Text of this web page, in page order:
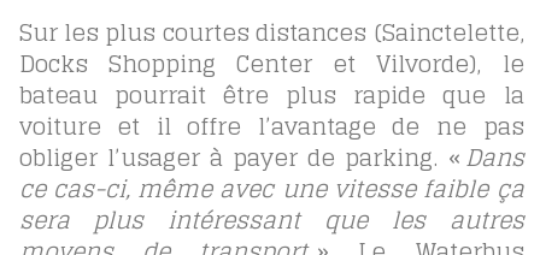
Sur les plus courtes distances (Sainctelette,
Docks Shopping Center et Vilvorde), le
bateau pourrait être plus rapide que la
voiture et il offre l’avantage de ne pas
obliger l’usager à payer de parking. «Dans
ce cas-ci, même avec une vitesse faible ça
sera plus intéressant que les autres